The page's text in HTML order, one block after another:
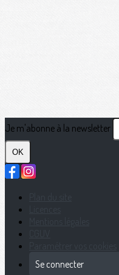
Je m'abonne à la newsletter
OK
Se connecter